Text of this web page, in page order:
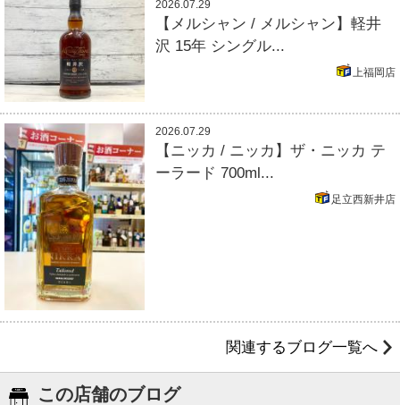
2026.07.29
【メルシャン / メルシャン】軽井
沢 15年 シングル...
上福岡店
2026.07.29
【ニッカ / ニッカ】ザ・ニッカ テ
ーラード 700ml...
足立西新井店
関連するブログ一覧へ
この店舗のブログ